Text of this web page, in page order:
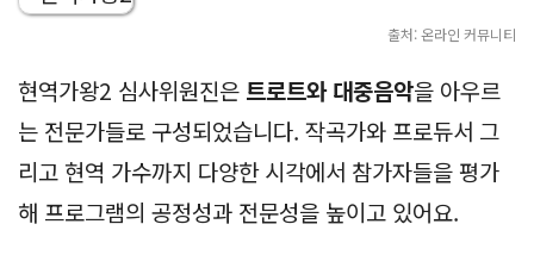
출처: 온라인 커뮤니티
현역가왕2 심사위원진은 트로트와 대중음악을 아우르
는 전문가들로 구성되었습니다. 작곡가와 프로듀서 그
리고 현역 가수까지 다양한 시각에서 참가자들을 평가
해 프로그램의 공정성과 전문성을 높이고 있어요.